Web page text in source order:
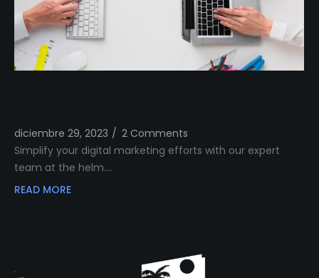
diciembre 29, 2023 / 2 Comments
Simplify your digital marketing efforts with our expert
team at the helm.…
READ MORE